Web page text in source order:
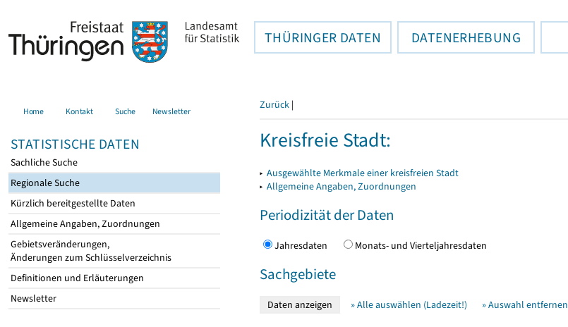
THÜRINGER DATEN DATENERHEBUNG
Home Kontakt Suche Newsletter
STATISTISCHE DATEN
Sachliche Suche
Regionale Suche
Kürzlich bereitgestellte Daten
Allgemeine Angaben, Zuordnungen
Gebietsveränderungen,
Änderungen zum Schlüsselverzeichnis
Definitionen und Erläuterungen
Newsletter
Zurück |
Kreisfreie Stadt:
▸ Ausgewählte Merkmale einer kreisfreien Stadt
▸ Allgemeine Angaben, Zuordnungen
Periodizität der Daten
Jahresdaten Monats- und Vierteljahresdaten
Sachgebiete
» Alle auswählen (Ladezeit!) » Auswahl entfernen